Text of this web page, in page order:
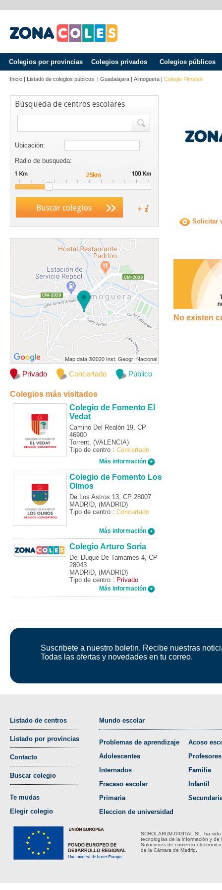
Colegios por provincias Colegios privados Colegios públicos
Inicio | Listado de colegios públicos | Guadalajara | Almoguera | Colegio Pimafad
Búsqueda de centros escolares
Ubicación:
Radio de busqueda:
Buscar colegios
Privado Concertado Público
Colegios más visitados
Colegio de Fomento El
Vedat
Camino Del Realón 19, CP
46900
Torrent, (VALENCIA)
Tipo de centro : Concertado
Más información
Colegio de Fomento Los
Olmos
De Los Astros 13, CP 28007
MADRID, (MADRID)
Tipo de centro : Concertado
Más información
Colegio Arturo Soria
Del Duque De Tamames 4, CP
28043
MADRID, (MADRID)
Tipo de centro : Privado
Más información
Solicitar
No existen
Suscribete a nuestro boletin. Recibe nuestras
Todas las ofertas y novedades en tu correo.
Listado de centros
Listado por provincias
Contacto
Buscar colegio
Te mudas
Elegir colegio
Mundo escolar
Problemas de aprendizaje
Adolescentes
Internados
Fracaso escolar
Primaria
Eleccion de universidad
Acoso
Profesores
Familia
Infantil
SCHOLARUM DIGITAL,SL, ha
tecnologías de la información y de
Soluciones de comercio
de la Cámara de Madrid.